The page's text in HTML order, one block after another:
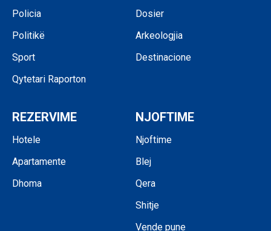
Policia
Politikë
Sport
Qytetari Raporton
Dosier
Arkeologjia
Destinacione
REZERVIME
Hotele
Apartamente
Dhoma
NJOFTIME
Njoftime
Blej
Qera
Shitje
Vende pune